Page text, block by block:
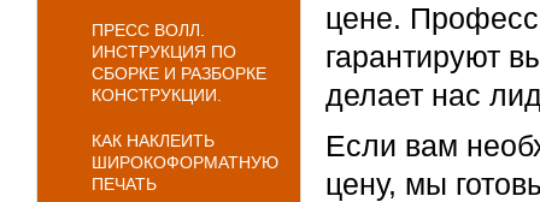
ПРЕСС ВОЛЛ.
ИНСТРУКЦИЯ ПО
СБОРКЕ И РАЗБОРКЕ
КОНСТРУКЦИИ.
КАК НАКЛЕИТЬ
ШИРОКОФОРМАТНУЮ
ПЕЧАТЬ
цене.
гарантируют
делает нас
Если вам
цену, мы